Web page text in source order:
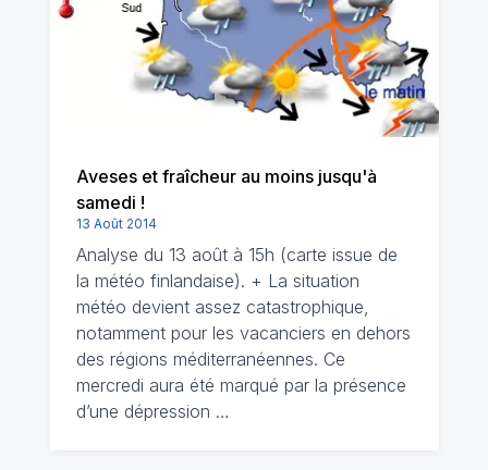
Aveses et fraîcheur au moins jusqu'à
samedi !
13 Août 2014
Analyse du 13 août à 15h (carte issue de
la météo finlandaise). + La situation
météo devient assez catastrophique,
notamment pour les vacanciers en dehors
des régions méditerranéennes. Ce
mercredi aura été marqué par la présence
d’une dépression …